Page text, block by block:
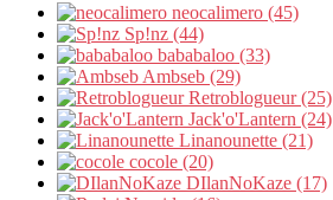
neocalimero (45)
Sp!nz (44)
bababaloo (33)
Ambseb (29)
Retroblogueur (25)
Jack'o'Lantern (24)
Linanounette (21)
cocole (20)
DIlanNoKaze (17)